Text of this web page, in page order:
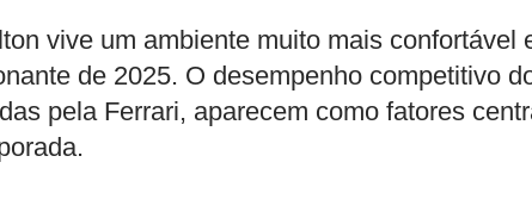
vive um ambiente muito mais confortável
de 2025. O desempenho competitivo
pela Ferrari, aparecem como fatores